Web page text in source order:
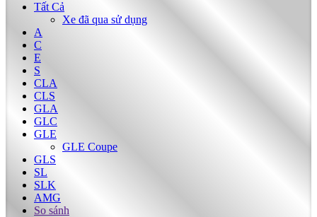
Tất Cả
Xe đã qua sử dụng
A
C
E
S
CLA
CLS
GLA
GLC
GLE
GLE Coupe
GLS
SL
SLK
AMG
So sánh